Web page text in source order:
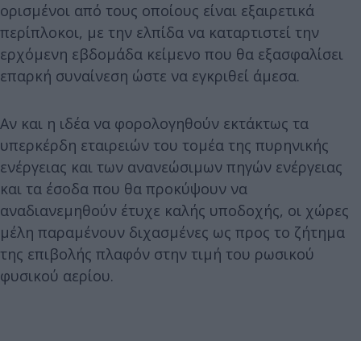
ορισμένοι από τους οποίους είναι εξαιρετικά
περίπλοκοι, με την ελπίδα να καταρτιστεί την
ερχόμενη εβδομάδα κείμενο που θα εξασφαλίσει
επαρκή συναίνεση ώστε να εγκριθεί άμεσα.
Αν και η ιδέα να φορολογηθούν εκτάκτως τα
υπερκέρδη εταιρειών του τομέα της πυρηνικής
ενέργειας και των ανανεώσιμων πηγών ενέργειας
και τα έσοδα που θα προκύψουν να
αναδιανεμηθούν έτυχε καλής υποδοχής, οι χώρες
μέλη παραμένουν διχασμένες ως προς το ζήτημα
της επιβολής πλαφόν στην τιμή του ρωσικού
φυσικού αερίου.